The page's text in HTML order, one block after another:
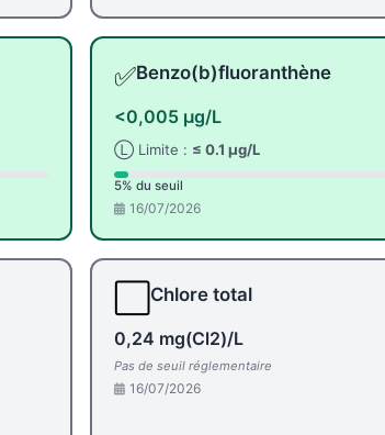
✅Benzo(b)fluoranthène
<0,005 µg/L
Ⓛ Limite : ≤ 0.1 µg/L
5% du seuil
16/07/2026
Chlore total
0,24 mg(Cl2)/L
Pas de seuil réglementaire
16/07/2026